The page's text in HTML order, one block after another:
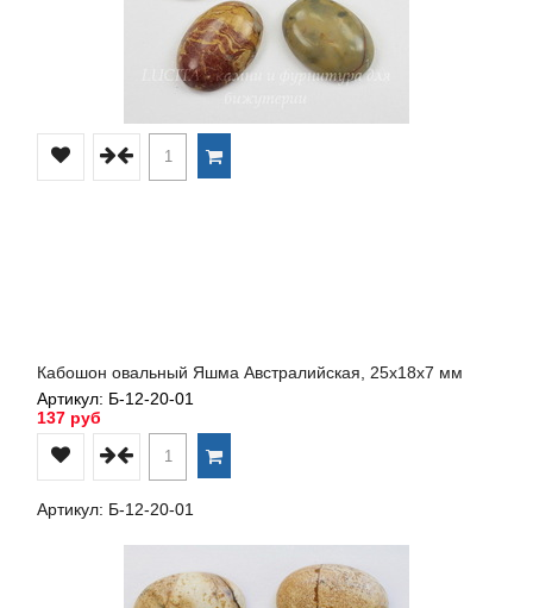
Кабошон овальный Яшма Австралийская, 25х18х7 мм
Артикул: Б-12-20-01
137 руб
Артикул: Б-12-20-01